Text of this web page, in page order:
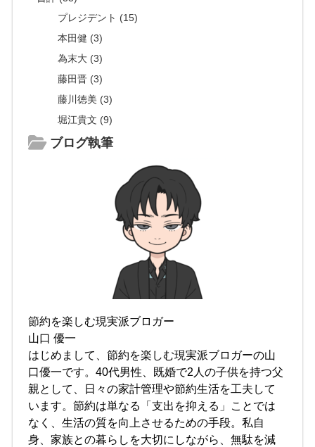
プレジデント (15)
本田健 (3)
為末大 (3)
藤田晋 (3)
藤川徳美 (3)
堀江貴文 (9)
ブログ執筆
節約を楽しむ現実派ブロガー
山口 優一
はじめまして、節約を楽しむ現実派ブロガーの山
口優一です。40代男性、既婚で2人の子供を持つ父
親として、日々の家計管理や節約生活を工夫して
います。節約は単なる「支出を抑える」ことでは
なく、生活の質を向上させるための手段。私自
身、家族との暮らしを大切にしながら、無駄を減